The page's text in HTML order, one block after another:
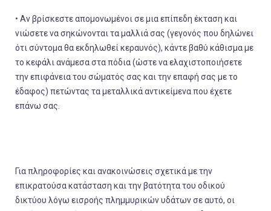
• Αν βρίσκεστε απομονωμένοι σε μια επίπεδη έκταση και
νιώσετε να σηκώνονται τα μαλλιά σας (γεγονός που δηλώνει
ότι σύντομα θα εκδηλωθεί κεραυνός), κάντε βαθύ κάθισμα με
το κεφάλι ανάμεσα στα πόδια (ώστε να ελαχιστοποιήσετε
την επιφάνεια του σώματός σας και την επαφή σας με το
έδαφος) πετώντας τα μεταλλικά αντικείμενα που έχετε
επάνω σας.
Για πληροφορίες και ανακοινώσεις σχετικά με την
επικρατούσα κατάσταση και την βατότητα του οδικού
δικτύου λόγω εισροής πλημμυρικών υδάτων σε αυτό, οι